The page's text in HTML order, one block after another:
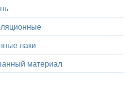
лаки
материал